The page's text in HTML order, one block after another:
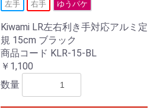
左手 右手 ゆうパケ
Kiwami LR左右利き手対応アルミ定
規 15cm ブラック
商品コード KLR-15-BL
￥1,100
数量